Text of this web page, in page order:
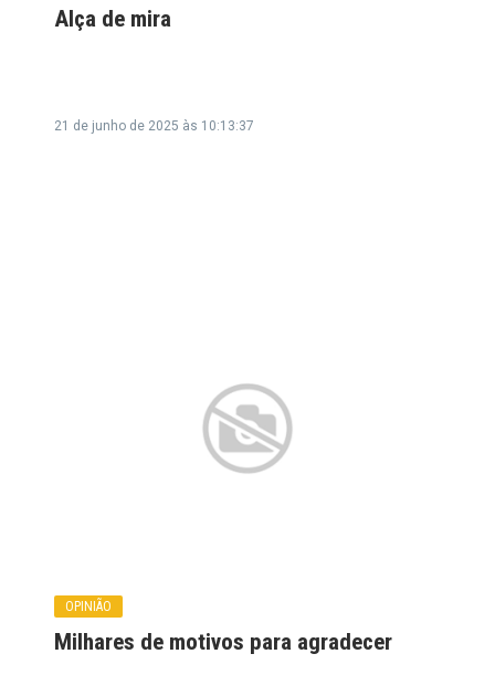
Alça de mira
21 de junho de 2025 às 10:13:37
OPINIÃO
Milhares de motivos para agradecer